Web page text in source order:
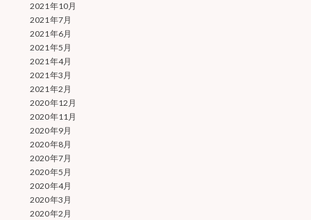
2021年10月
2021年7月
2021年6月
2021年5月
2021年4月
2021年3月
2021年2月
2020年12月
2020年11月
2020年9月
2020年8月
2020年7月
2020年5月
2020年4月
2020年3月
2020年2月